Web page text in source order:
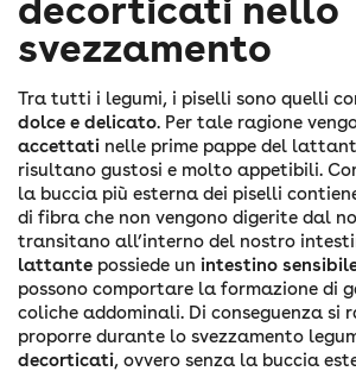
decorticati nello
svezzamento
Tra tutti i legumi, i piselli sono quelli
dolce e delicato. Per tale ragione
accettati nelle prime pappe del
risultano gustosi e molto appetibili.
la buccia più esterna dei piselli
di fibra che non vengono digerite dal
transitano all’interno del nostro
lattante possiede un intestino
possono comportare la formazione di
coliche addominali. Di conseguenza si
proporre durante lo svezzamento
decorticati, ovvero senza la buccia